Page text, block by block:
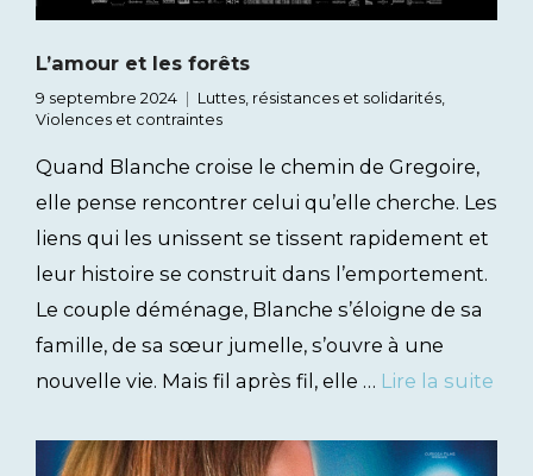
L’amour et les forêts
9 septembre 2024 Luttes, résistances et solidarités,
Violences et contraintes
Quand Blanche croise le chemin de Gregoire,
elle pense rencontrer celui qu’elle cherche. Les
liens qui les unissent se tissent rapidement et
leur histoire se construit dans l’emportement.
Le couple déménage, Blanche s’éloigne de sa
famille, de sa sœur jumelle, s’ouvre à une
nouvelle vie. Mais fil après fil, elle … Lire la suite